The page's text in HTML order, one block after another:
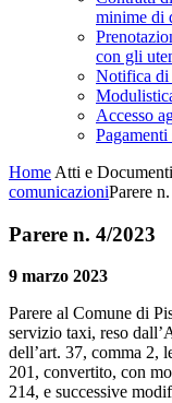
minime di
con gli
Notifica di
Accesso
Home Atti e Documenti
comunicazioniParere
Parere n. 4/2023
9 marzo 2023
Parere al Comune di
servizio taxi, reso
dell’art. 37, comma 2,
201, convertito, con
214, e successive